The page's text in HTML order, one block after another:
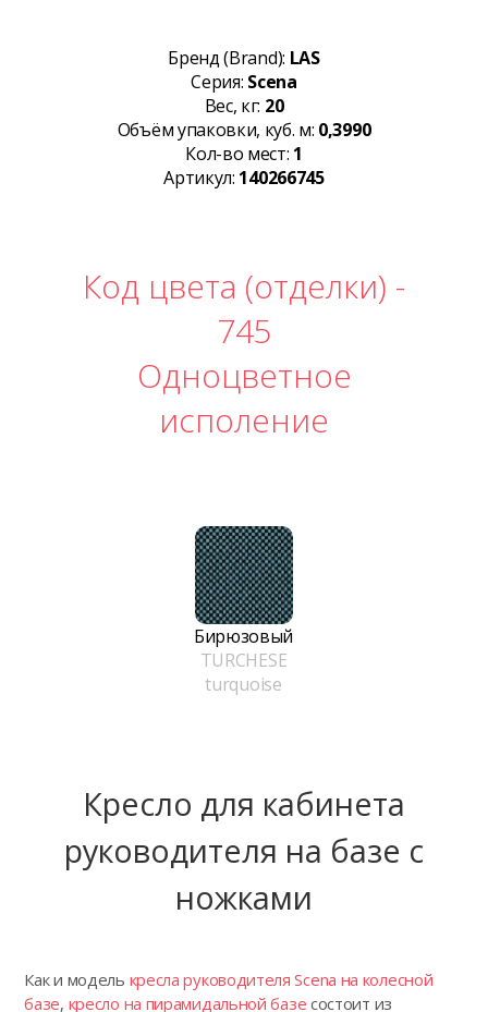
Бренд (Brand): LAS
Серия: Scena
Вес, кг: 20
Объём упаковки, куб. м: 0,3990
Кол-во мест: 1
Артикул: 140266745
Код цвета (отделки) -
745
Одноцветное
исполение
Бирюзовый
TURCHESE
turquoise
Кресло для кабинета
руководителя на базе с
ножками
Как и модель кресла руководителя Scena на колесной
базе, кресло на пирамидальной базе состоит из